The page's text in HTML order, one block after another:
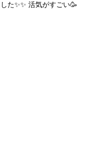
た✨✨ 活気がすごい🥳